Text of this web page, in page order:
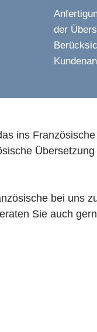
der
ins
bei uns
Sie auch